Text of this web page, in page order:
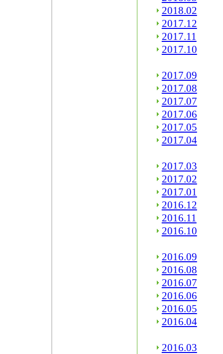
2018.02
2017.12
2017.11
2017.10
2017.09
2017.08
2017.07
2017.06
2017.05
2017.04
2017.03
2017.02
2017.01
2016.12
2016.11
2016.10
2016.09
2016.08
2016.07
2016.06
2016.05
2016.04
2016.03